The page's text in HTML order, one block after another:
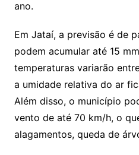
ano.
Em Jataí, a previsão é de
podem acumular até 15
temperaturas variarão
a umidade relativa do ar
Além disso, o município
vento de até 70 km/h, o
alagamentos, queda de